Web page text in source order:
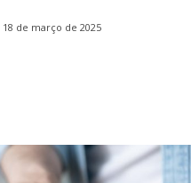
18 de março de 2025